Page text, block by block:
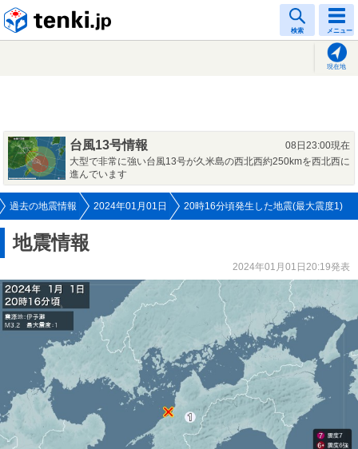
検索 メニュー
現在地
台風13号情報
08日23:00現在
大型で非常に強い台風13号が久米島の西北西約250kmを西北西に
進んでいます
過去の地震情報 2024年01月01日 20時16分頃発生した地震(最大震度1)
地震情報
2024年01月01日20:19発表